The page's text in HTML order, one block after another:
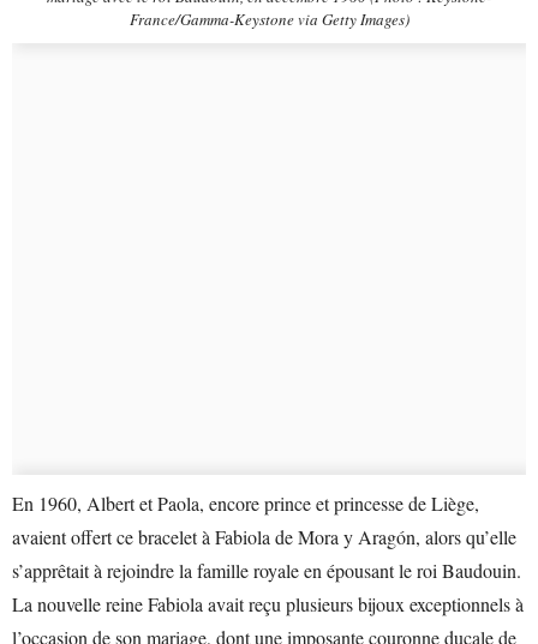
France/Gamma-Keystone via Getty Images)
En 1960, Albert et Paola, encore prince et princesse de Liège,
avaient offert ce bracelet à Fabiola de Mora y Aragón, alors qu’elle
s’apprêtait à rejoindre la famille royale en épousant le roi Baudouin.
La nouvelle reine Fabiola avait reçu plusieurs bijoux exceptionnels à
l’occasion de son mariage, dont une imposante couronne ducale de